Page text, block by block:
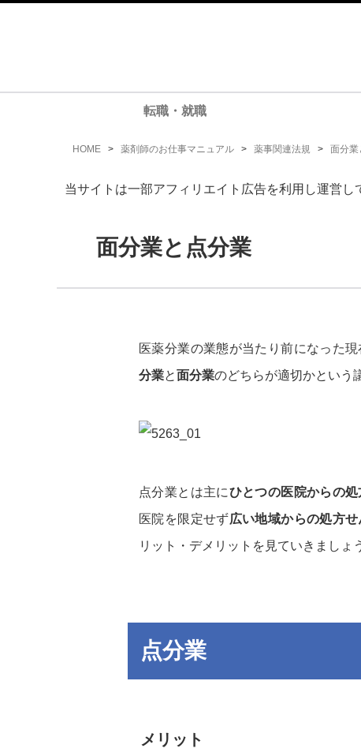
転職・就職
HOME > 薬剤師のお仕事マニュアル > 薬事関連法規 > 面分業
当サイトは一部アフィリエイト広告を利用し運営し
面分業と点分業
医薬分業の業態が当たり前になった
分業と面分業のどちらが適切かという
点分業とは主にひとつの医院からの
医院を限定せず広い地域からの処方
リット・デメリットを見ていきましょ
点分業
メリット